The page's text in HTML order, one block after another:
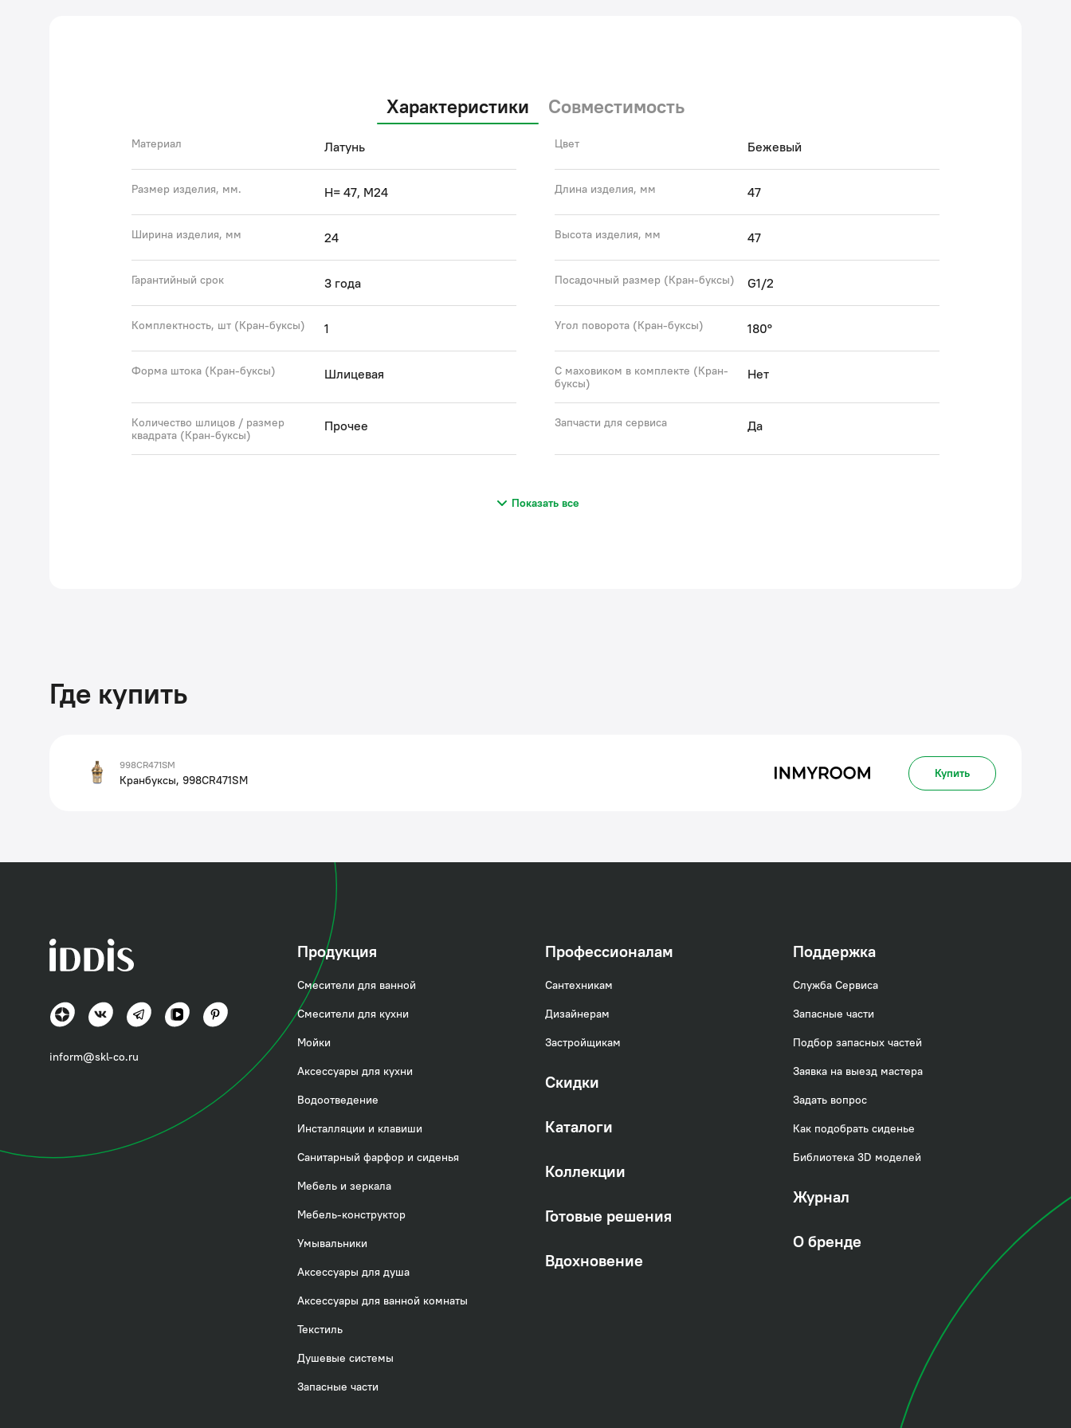
Характеристики Совместимость
Материал Латунь Цвет Бежевый
Размер изделия, мм. H= 47, M24 Длина изделия, мм 47
Ширина изделия, мм 24 Высота изделия, мм 47
Гарантийный срок 3 года Посадочный размер (Кран-буксы) G1/2
Комплектность, шт (Кран-буксы) 1 Угол поворота (Кран-буксы) 180°
Форма штока (Кран-буксы) Шлицевая
С маховиком в комплекте (Кран-
буксы)
Нет
Количество шлицов / размер
квадрата (Кран-буксы)
Прочее Запчасти для сервиса Да
Показать все
Где купить
998CR471SM
Кранбуксы, 998CR471SM Купить
inform@skl-co.ru
Продукция
Смесители для ванной
Смесители для кухни
Мойки
Аксессуары для кухни
Водоотведение
Инсталляции и клавиши
Санитарный фарфор и сиденья
Мебель и зеркала
Мебель-конструктор
Умывальники
Аксессуары для душа
Аксессуары для ванной комнаты
Текстиль
Душевые системы
Запасные части
Профессионалам
Сантехникам
Дизайнерам
Застройщикам
Скидки
Каталоги
Коллекции
Готовые решения
Вдохновение
Поддержка
Служба Сервиса
Запасные части
Подбор запасных частей
Заявка на выезд мастера
Задать вопрос
Как подобрать сиденье
Библиотека 3D моделей
Журнал
О бренде